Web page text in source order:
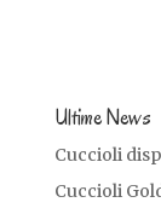
Ultime News
Cuccioli
Cuccioli